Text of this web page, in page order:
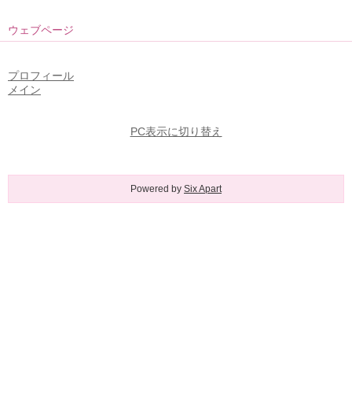
ウェブページ
プロフィール
メイン
PC表示に切り替え
Powered by Six Apart